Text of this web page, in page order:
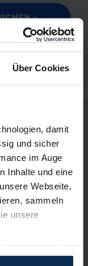
Über Cookies
damit
und sicher
im Auge
Inhalte und eine
Webseite,
sammeln
unsere
zu
»
und
erhalten